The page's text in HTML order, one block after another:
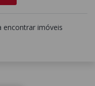
encontrar imóveis